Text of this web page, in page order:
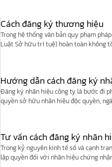
Cách đăng ký thương hiệu
Trong hệ thống văn bản quy phạm
Luật Sở hữu trí tuệ) hoàn toàn không
Hướng dẫn cách đăng ký
Đăng ký nhãn hiệu công ty là bước đi
quyền sở hữu nhãn hiệu độc quyền,
Tư vấn cách đăng ký nhãn
Trong kỷ nguyên kinh tế số và cạnh
lập quyền đối với nhãn hiệu chứng